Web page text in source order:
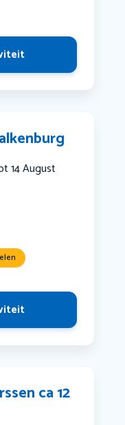
14 August
ca 12